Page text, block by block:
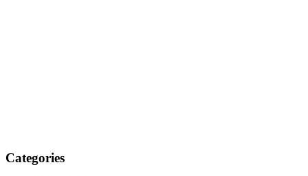
Categories